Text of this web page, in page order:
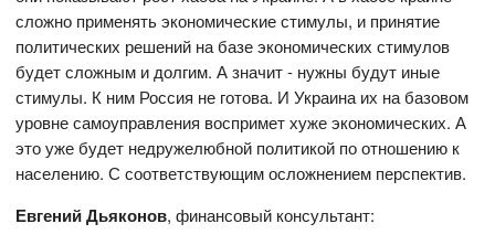
сложно применять экономические стимулы, и принятие
политических решений на базе экономических стимулов
будет сложным и долгим. А значит - нужны будут иные
стимулы. К ним Россия не готова. И Украина их на базовом
уровне самоуправления воспримет хуже экономических. А
это уже будет недружелюбной политикой по отношению к
населению. С соответствующим осложнением перспектив.
Евгений Дьяконов, финансовый консультант: